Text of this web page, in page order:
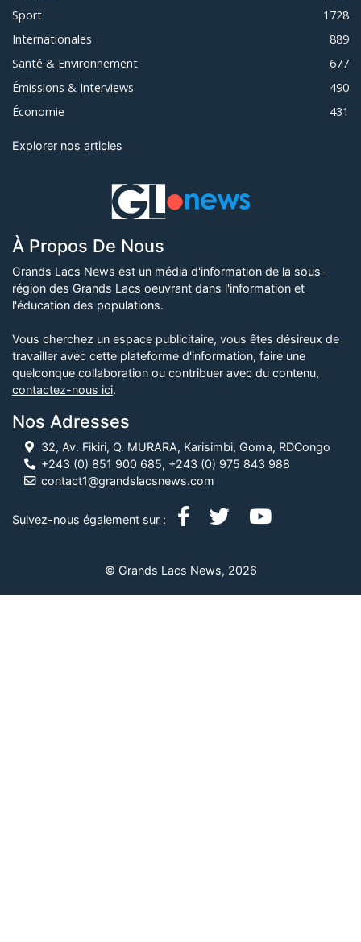
Sport
1728
Internationales
889
Santé & Environnement
677
Émissions & Interviews
490
Économie
431
Explorer nos articles
À Propos De Nous
Grands Lacs News est un média d'information de la sous-
région des Grands Lacs oeuvrant dans l'information et
l'éducation des populations.
Vous cherchez un espace publicitaire, vous êtes désireux de
travailler avec cette plateforme d'information, faire une
quelconque collaboration ou contribuer avec du contenu,
contactez-nous ici.
Nos Adresses
32, Av. Fikiri, Q. MURARA, Karisimbi, Goma, RDCongo
+243 (0) 851 900 685, +243 (0) 975 843 988
contact1@grandslacsnews.com
Suivez-nous également sur :
© Grands Lacs News, 2026